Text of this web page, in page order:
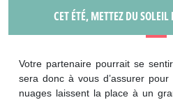
CET ÉTÉ, METTEZ DU
Votre partenaire pourrait se
sera donc à vous d’assurer
nuages laissent la place à un